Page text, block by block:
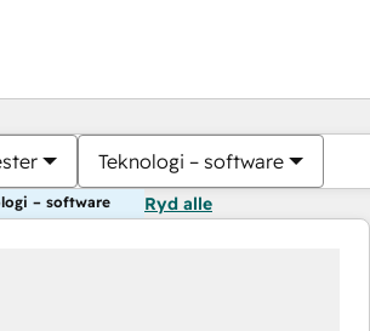
Teknologi – software
– software Ryd alle